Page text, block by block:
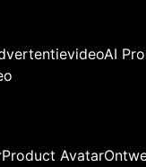
AI
Product Avatar